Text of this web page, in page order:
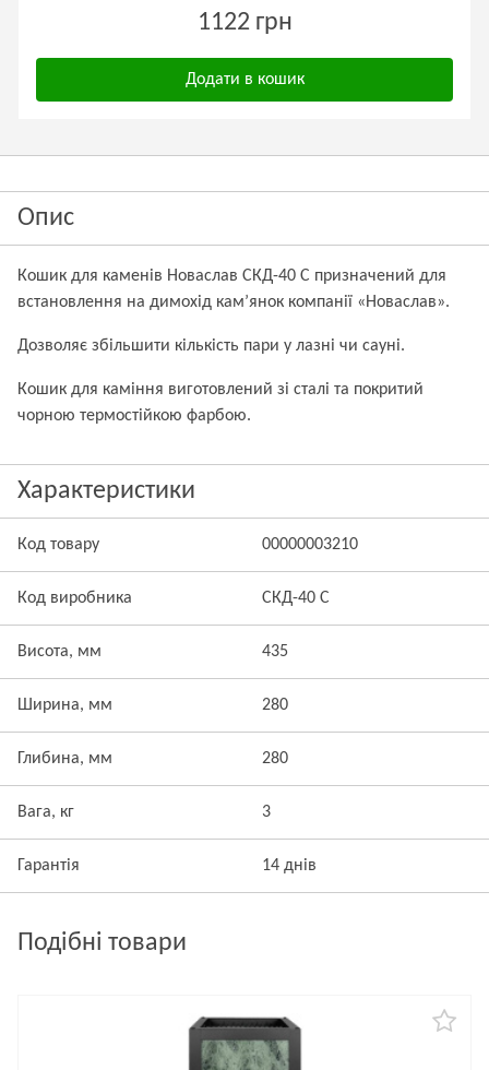
1122 грн
Додати в кошик
Опис
Кошик для каменів Новаслав СКД-40 С призначений для
встановлення на димохід кам’янок компанії «Новаслав».
Дозволяє збільшити кількість пари у лазні чи сауні.
Кошик для каміння виготовлений зі сталі та покритий
чорною термостійкою фарбою.
Характеристики
Код товару 00000003210
Код виробника СКД-40 С
Висота, мм 435
Ширина, мм 280
Глибина, мм 280
Вага, кг 3
Гарантія 14 днів
Подібні товари